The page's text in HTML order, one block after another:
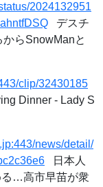
2024132951
デスチ
らSnowManと
clip/32430185
Dinner - Lady S
news/detail/
日本人
る…高市早苗が衆